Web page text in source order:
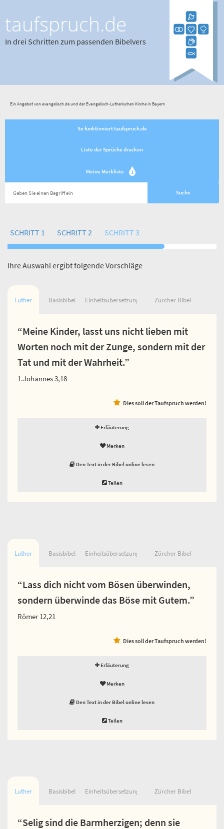
taufspruch.de
In drei Schritten zum passenden Bibelvers
Ein Angebot von evangelisch.de und der Evangelisch-Lutherischen Kirche in Bayern
So funktioniert taufspruch.de
Liste der Sprüche drucken
Meine Merkliste 1
SCHRITT 1 SCHRITT 2 SCHRITT 3
Ihre Auswahl ergibt folgende Vorschläge
Luther Basisbibel Einheitsübersetzung Zürcher Bibel
“Meine Kinder, lasst uns nicht lieben mit
Worten noch mit der Zunge, sondern mit der
Tat und mit der Wahrheit.”
1.Johannes 3,18
Dies soll der Taufspruch werden!
Erläuterung
Merken
Den Text in der Bibel online lesen
Teilen
Luther Basisbibel Einheitsübersetzung Zürcher Bibel
“Lass dich nicht vom Bösen überwinden,
sondern überwinde das Böse mit Gutem.”
Römer 12,21
Dies soll der Taufspruch werden!
Erläuterung
Merken
Den Text in der Bibel online lesen
Teilen
Luther Basisbibel Einheitsübersetzung Zürcher Bibel
“Selig sind die Barmherzigen; denn sie